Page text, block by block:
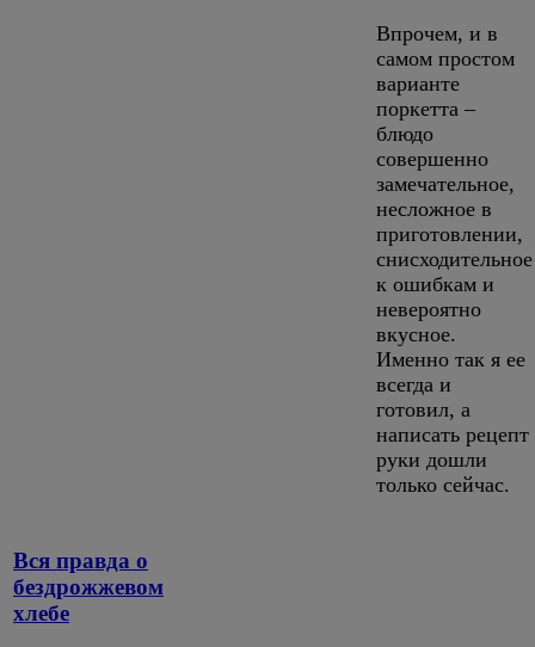
Впрочем, и в
самом простом
варианте
поркетта –
блюдо
совершенно
замечательное,
несложное в
приготовлении,
снисходительное
к ошибкам и
невероятно
вкусное.
Именно так я ее
всегда и
готовил, а
написать рецепт
руки дошли
только сейчас.
Вся правда о
бездрожжевом
хлебе